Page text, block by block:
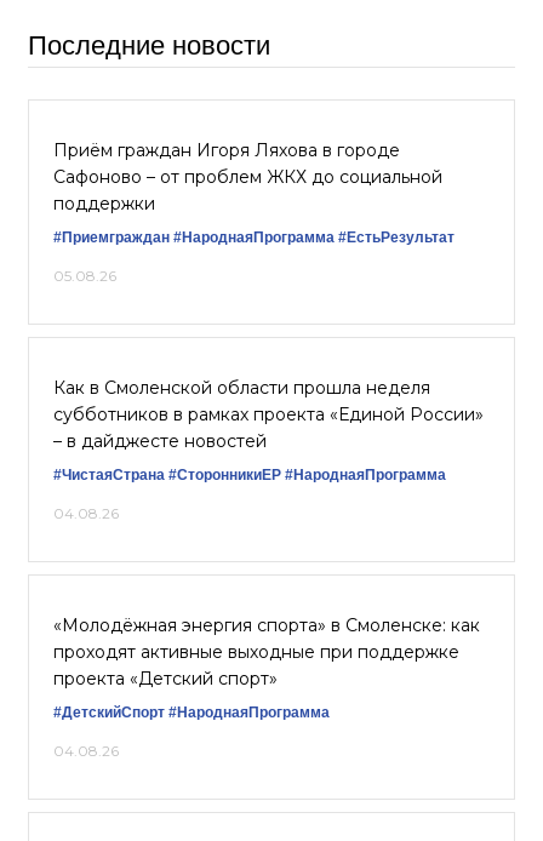
Последние новости
Приём граждан Игоря Ляхова в городе
Сафоново – от проблем ЖКХ до социальной
поддержки
#Приемграждан #НароднаяПрограмма #ЕстьРезультат
05.08.26
Как в Смоленской области прошла неделя
субботников в рамках проекта «Единой России»
– в дайджесте новостей
#ЧистаяСтрана #СторонникиЕР #НароднаяПрограмма
04.08.26
«Молодёжная энергия спорта» в Смоленске: как
проходят активные выходные при поддержке
проекта «Детский спорт»
#ДетскийСпорт #НароднаяПрограмма
04.08.26